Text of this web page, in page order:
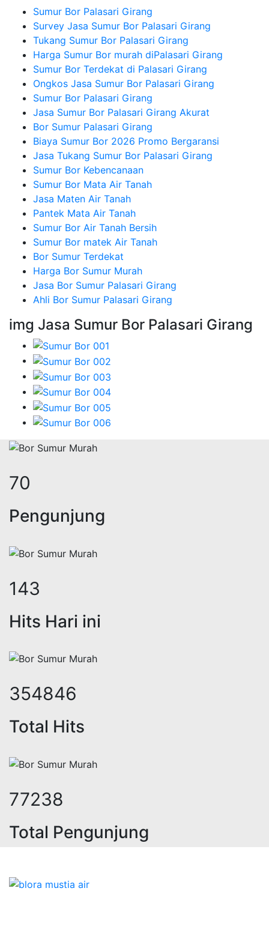
Sumur Bor Palasari Girang
Survey Jasa Sumur Bor Palasari Girang
Tukang Sumur Bor Palasari Girang
Harga Sumur Bor murah diPalasari Girang
Sumur Bor Terdekat di Palasari Girang
Ongkos Jasa Sumur Bor Palasari Girang
Sumur Bor Palasari Girang
Jasa Sumur Bor Palasari Girang Akurat
Bor Sumur Palasari Girang
Biaya Sumur Bor 2026 Promo Bergaransi
Jasa Tukang Sumur Bor Palasari Girang
Sumur Bor Kebencanaan
Sumur Bor Mata Air Tanah
Jasa Maten Air Tanah
Pantek Mata Air Tanah
Sumur Bor Air Tanah Bersih
Sumur Bor matek Air Tanah
Bor Sumur Terdekat
Harga Bor Sumur Murah
Jasa Bor Sumur Palasari Girang
Ahli Bor Sumur Palasari Girang
img Jasa Sumur Bor Palasari Girang
86
Pengunjung
175
Hits Hari ini
441429
Total Hits
95775
Total Pengunjung